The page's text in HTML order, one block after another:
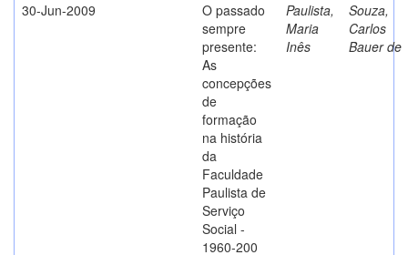
30-Jun-2009
O passado
sempre
presente:
As
concepções
de
formação
na história
da
Faculdade
Paulista de
Serviço
Social -
1960-200
Paulista,
Maria
Inês
Souza,
Carlos
Bauer de